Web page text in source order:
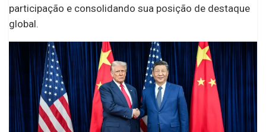
participação e consolidando sua posição de destaque
global.